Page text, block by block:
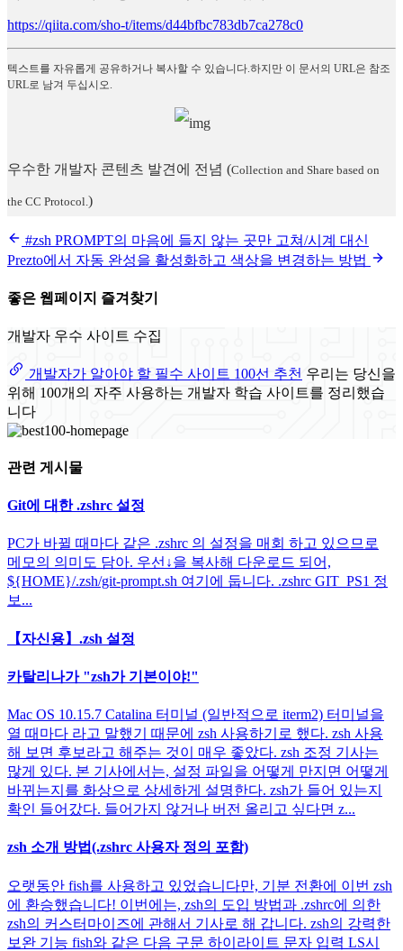
https://qiita.com/sho-t/items/d44bfbc783db7ca278c0
텍스트를 자유롭게 공유하거나 복사할 수 있습니다.하지만 이 문서의 URL은 참조
URL로 남겨 두십시오.
우수한 개발자 콘텐츠 발견에 전념 (Collection and Share based on
the CC Protocol. )
#zsh PROMPT의 마음에 들지 않는 곳만 고쳐/시계 대신
Prezto에서 자동 완성을 활성화하고 색상을 변경하는 방법
좋은 웹페이지 즐겨찾기
개발자 우수 사이트 수집
개발자가 알아야 할 필수 사이트 100선 추천 우리는 당신을
위해 100개의 자주 사용하는 개발자 학습 사이트를 정리했습
니다
관련 게시물
Git에 대한 .zshrc 설정
PC가 바뀔 때마다 같은 .zshrc 의 설정을 매회 하고 있으므로
메모의 의미도 담아. 우선↓을 복사해 다운로드 되어,
${HOME}/.zsh/git-prompt.sh 여기에 둡니다. .zshrc GIT_PS1 정
보...
【자신용】.zsh 설정
카탈리나가 "zsh가 기본이야!"
Mac OS 10.15.7 Catalina 터미널 (일반적으로 iterm2) 터미널을
열 때마다 라고 말했기 때문에 zsh 사용하기로 했다. zsh 사용
해 보면 후보라고 해주는 것이 매우 좋았다. zsh 조정 기사는
많게 있다. 본 기사에서는, 설정 파일을 어떻게 만지면 어떻게
바뀌는지를 화상으로 상세하게 설명한다. zsh가 들어 있는지
확인 들어갔다. 들어가지 않거나 버전 올리고 싶다면 z...
zsh 소개 방법(.zshrc 사용자 정의 포함)
오랫동안 fish를 사용하고 있었습니다만, 기분 전환에 이번 zsh
에 환승했습니다! 이번에는, zsh의 도입 방법과 .zshrc에 의한
zsh의 커스터마이즈에 관해서 기사로 해 갑니다. zsh의 강력한
보완 기능 fish와 같은 다음 구문 하이라이트 문자 입력 LS시